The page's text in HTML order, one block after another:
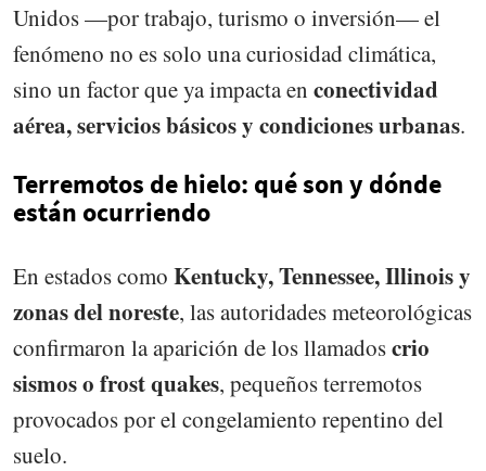
Unidos —por trabajo, turismo o inversión— el
fenómeno no es solo una curiosidad climática,
sino un factor que ya impacta en conectividad
aérea, servicios básicos y condiciones urbanas.
Terremotos de hielo: qué son y dónde
están ocurriendo
En estados como Kentucky, Tennessee, Illinois y
zonas del noreste, las autoridades meteorológicas
confirmaron la aparición de los llamadoscrio
sismos o frost quakes, pequeños terremotos
provocados por el congelamiento repentino del
suelo.